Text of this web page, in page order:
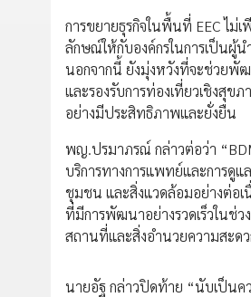
การขยายธุรกิจในพื้นที่ EEC ไม่
ลักษณ์ให้กับองค์กรในการเป็นผู้
นอกจากนี้ ยังมุ่งหวังที่จะช่วยพั
และรองรับการท่องเที่ยวเชิงสุ
อย่างมีประสิทธิภาพและยั่งยืน
พญ.ปรมาภรณ์ กล่าวต่อว่า
บริการทางการแพทย์และการดู
ชุมชน และสิ่งแวดล้อมอย่างต่อเ
ที่มีการพัฒนาอย่างรวดเร็วในช่
สถานที่และสิ่งอำนวยความสะด
นายอัฐ กล่าวปิดท้าย “นับเป็นค